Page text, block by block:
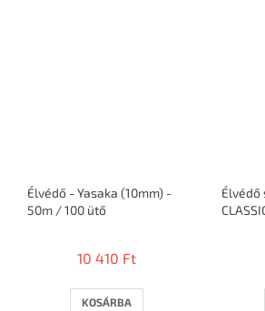
Élvédő - Yasaka (10mm) -
50m / 100 ütő
10 410 Ft
KOSÁRBA
Élvédő